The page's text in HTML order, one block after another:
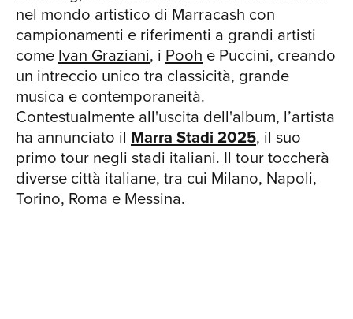
nel mondo artistico di Marracash con
campionamenti e riferimenti a grandi artisti
come Ivan Graziani, i Pooh e Puccini, creando
un intreccio unico tra classicità, grande
musica e contemporaneità.
Contestualmente all'uscita dell'album, l’artista
ha annunciato il Marra Stadi 2025, il suo
primo tour negli stadi italiani. Il tour toccherà
diverse città italiane, tra cui Milano, Napoli,
Torino, Roma e Messina.